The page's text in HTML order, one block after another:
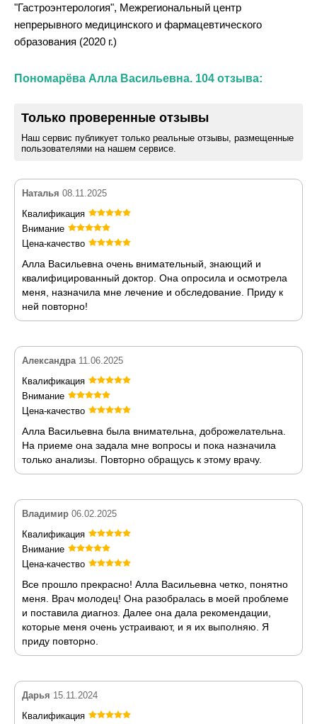
"Гастроэнтерология", Межрегиональный центр
непрерывного медицинского и фармацевтического
образования (2020 г.)
Пономарёва Алла Васильевна. 104 отзыва:
Только проверенные отзывы
Наш сервис публикует только реальные отзывы, размещенные
пользователями на нашем сервисе.
Наталья 08.11.2025
Квалификация
Внимание
Цена-качество
Алла Васильевна очень внимательный, знающий и
квалифицированный доктор. Она опросила и осмотрела
меня, назначила мне лечение и обследование. Приду к
ней повторно!
Александра 11.06.2025
Квалификация
Внимание
Цена-качество
Алла Васильевна была внимательна, доброжелательна.
На приеме она задала мне вопросы и пока назначила
только анализы. Повторно обращусь к этому врачу.
Владимир 06.02.2025
Квалификация
Внимание
Цена-качество
Все прошло прекрасно! Алла Васильевна четко, понятно
меня. Врач молодец! Она разобралась в моей проблеме
и поставила диагноз. Далее она дала рекомендации,
которые меня очень устраивают, и я их выполняю. Я
приду повторно.
Дарья 15.11.2024
Квалификация